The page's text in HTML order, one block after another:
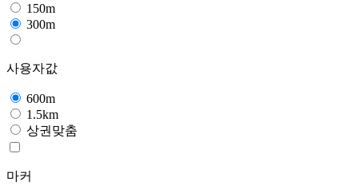
150m
300m
사용자값
600m
1.5km
상권맞춤
마커